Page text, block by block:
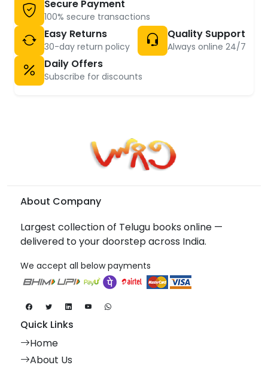
Secure Payment
100% secure transactions
Easy Returns
30-day return policy
Quality Support
Always online 24/7
Daily Offers
Subscribe for discounts
About Company
Largest collection of Telugu books online —
delivered to your doorstep across India.
We accept all below payments
Quick Links
Home
About Us